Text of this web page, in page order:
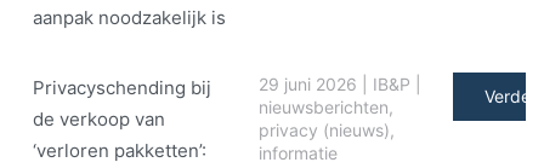
aanpak noodzakelijk is
Privacyschending bij
de verkoop van
‘verloren pakketten’:
29 juni 2026 IB&P
nieuwsberichten,
privacy (nieuws),
informatie
Verder